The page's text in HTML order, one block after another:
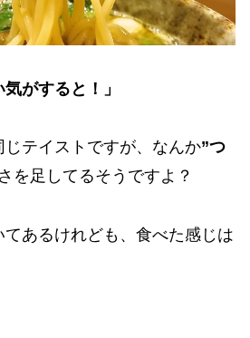
がすると！」
テイストですが、なんか”つ
を足してるそうですよ？
あるけれども、食べた感じは